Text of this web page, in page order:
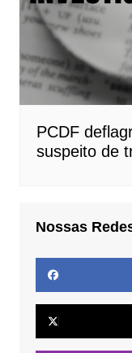
PCDF
suspeito de
Nossas